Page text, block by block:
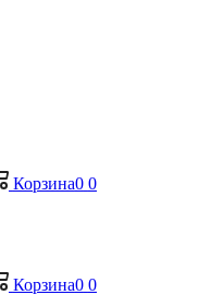
Корзина0 0
Корзина0 0